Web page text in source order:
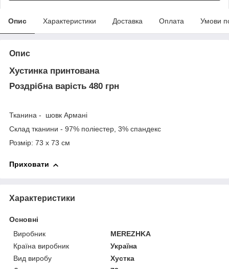
Опис Характеристики Доставка Оплата Умови
Опис
Хустинка принтована
Роздрібна варість 480 грн
Тканина - шовк Армані
Склад тканини - 97% поліестер, 3% спандекс
Розмір: 73 х 73 см
Приховати
Характеристики
Основні
Виробник
MEREZHKA
Країна виробник
Україна
Вид виробу
Хустка